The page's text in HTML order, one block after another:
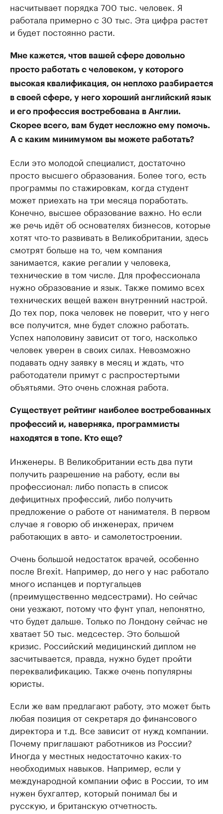
насчитывает порядка 700 тыс. человек. Я
работала примерно с 30 тыс. Эта цифра растет
и будет постоянно расти.
Мне кажется, чтов вашей сфере довольно
просто работать с человеком, у которого
высокая квалификация, он неплохо разбирается
в своей сфере, у него хороший английский язык
и его профессия востребована в Англии.
Скорее всего, вам будет несложно ему помочь.
А с каким минимумом вы можете работать?
Если это молодой специалист, достаточно
просто высшего образования. Более того, есть
программы по стажировкам, когда студент
может приехать на три месяца поработать.
Конечно, высшее образование важно. Но если
же речь идёт об основателях бизнесов, которые
хотят что-то развивать в Великобритании, здесь
смотрят больше на то, чем компания
занимается, какие регалии у человека,
технические в том числе. Для профессионала
нужно образование и язык. Также помимо всех
технических вещей важен внутренний настрой.
До тех пор, пока человек не поверит, что у него
все получится, мне будет сложно работать.
Успех наполовину зависит от того, насколько
человек уверен в своих силах. Невозможно
подавать одну заявку в месяц и ждать, что
работодатели примут с распростертыми
объятьями. Это очень сложная работа.
Существует рейтинг наиболее востребованных
профессий и, наверняка, программисты
находятся в топе. Кто еще?
Инженеры. В Великобритании есть два пути
получить разрешение на работу, если вы
профессионал: либо попасть в список
дефицитных профессий, либо получить
предложение о работе от нанимателя. В первом
случае я говорю об инженерах, причем
работающих в авто- и самолетостроении.
Очень большой недостаток врачей, особенно
после Brexit. Например, до него у нас работало
много испанцев и португальцев
(преимущественно медсестрами). Но сейчас
они уезжают, потому что фунт упал, непонятно,
что будет дальше. Только по Лондону сейчас не
хватает 50 тыс. медсестер. Это большой
кризис. Российский медицинский диплом не
засчитывается, правда, нужно будет пройти
переквалификацию. Также очень популярны
юристы.
Если же вам предлагают работу, это может быть
любая позиция от секретаря до финансового
директора и т.д. Все зависит от нужд компании.
Почему приглашают работников из России?
Иногда у местных недостаточно каких-то
необходимых навыков. Например, если у
международной компании офис в России, то им
нужен бухгалтер, который понимал бы и
русскую, и британскую отчетность.